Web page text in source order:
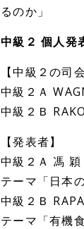
るのか」
中級２ 個人発
【中級２の司会
中級２Ａ
中級２Ｂ
【発表者】
中級２Ａ 馮 穎
テーマ「日本
中級２Ｂ
テーマ「有機食